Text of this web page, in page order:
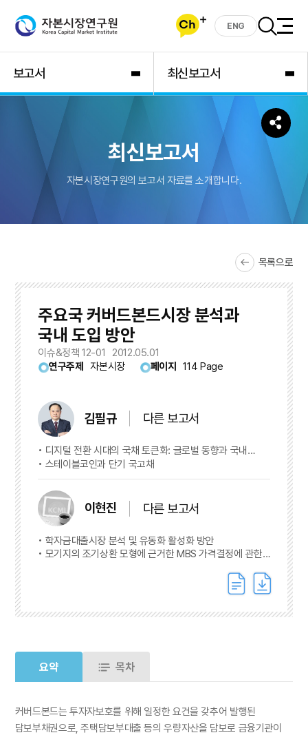
ENG
보고서 최신보고서
최신보고서
자본시장연구원의 보고서 자료를 소개합니다.
목록으로
주요국 커버드본드시장 분석과
국내 도입 방안
이슈&정책 12-01
2012.05.01
연구주제
자본시장 페이지 114 Page
김필규 다른 보고서
디지털 전환 시대의 국채 토큰화: 글로벌 동향과 국내
금융시장에 대한 시사점
스테이블코인과 단기 국고채
이현진 다른 보고서
학자금대출시장 분석 및 유동화 활성화 방안
모기지의 조기상환 모형에 근거한 MBS 가격결정에 관한
요약 목차
커버드본드는 투자자보호를 위해 일정한 요건을 갖추어 발행된
담보부채권으로, 주택담보부대출 등의 우량자산을 담보로 금융기관이